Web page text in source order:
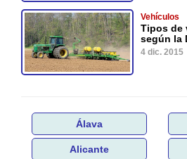
Vehículos
Tipos de
según la
4 dic. 2015
Álava
Alicante